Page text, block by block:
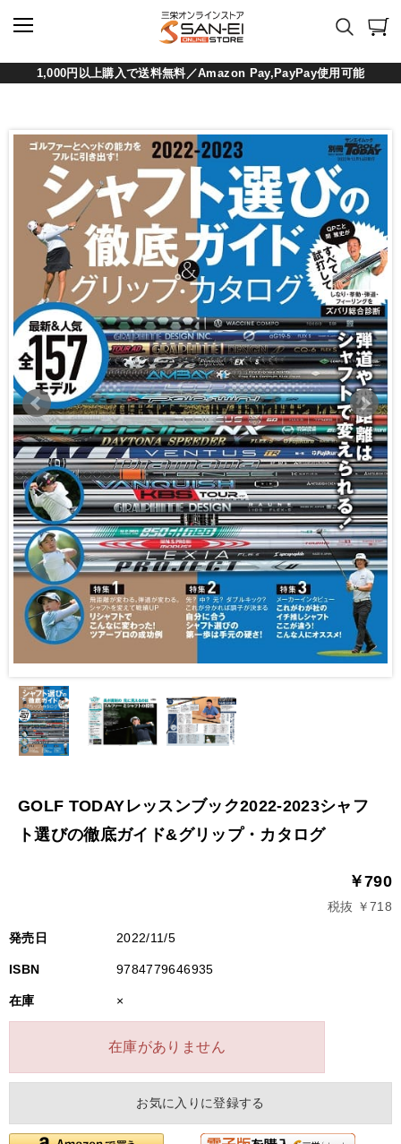
1,000円以上購入で送料無料／Amazon Pay,PayPay使用可能
GOLF TODAYレッスンブック2022-2023シャフ
ト選びの徹底ガイド&グリップ・カタログ
￥790
税抜 ￥718
発売日 2022/11/5
ISBN 9784779646935
在庫 ×
在庫がありません
お気に入りに登録する